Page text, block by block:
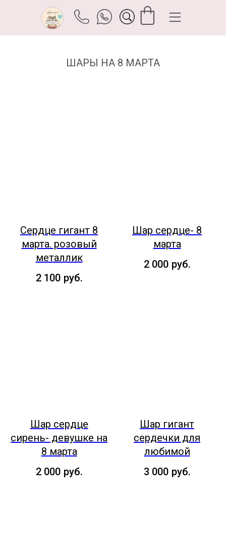
ШАРЫ НА 8 МАРТА
Сердце гигант 8
марта. розовый
металлик
2 100 руб.
Шар сердце- 8
марта
2 000 руб.
Шар сердце
сирень- девушке на
8 марта
2 000 руб.
Шар гигант
сердечки для
любимой
3 000 руб.